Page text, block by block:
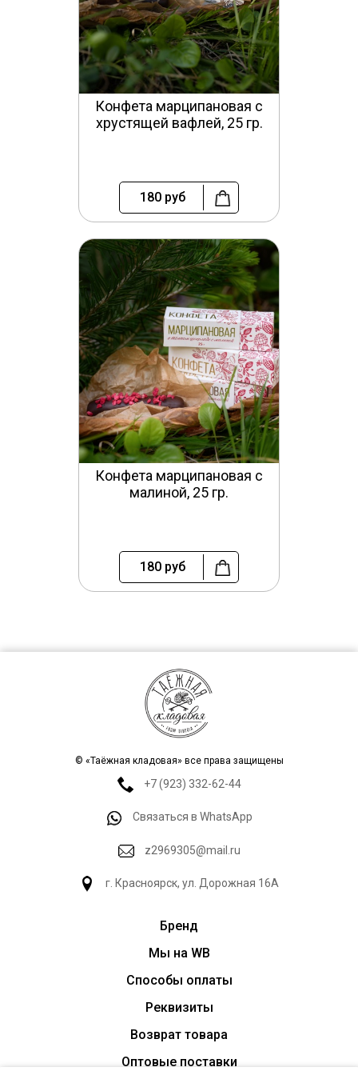
Конфета марципановая с
хрустящей вафлей, 25 гр.
180 руб
Конфета марципановая с
малиной, 25 гр.
180 руб
+7 (923) 332-62-44
Связаться в WhatsApp
z2969305@mail.ru
г. Красноярск, ул. Дорожная 16А
© «Таёжная кладовая» все права защищены
Бренд
Мы на WB
Способы оплаты
Реквизиты
Возврат товара
Оптовые поставки